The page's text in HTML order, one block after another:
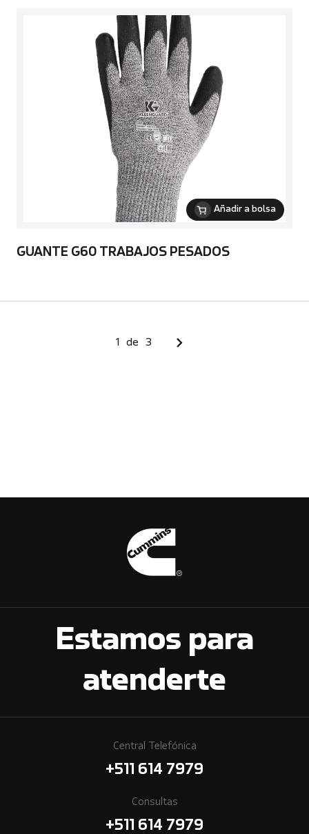
Añadir a bolsa
GUANTE G60 TRABAJOS PESADOS
1 de 3
Estamos para
atenderte
Central Telefónica
+511 614 7979
Consultas
+511 614 7979